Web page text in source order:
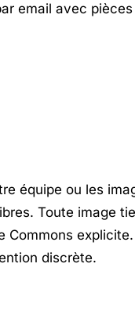
email avec
équipe ou les
Toute image
discrète.